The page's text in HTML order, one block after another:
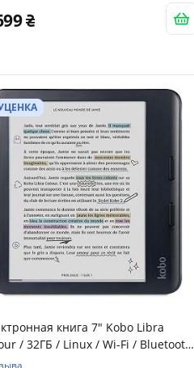
книга 7" Kobo Libra
/ 32ГБ / Linux / Wi-Fi / Bluetooth
сенсорный E-Ink экран